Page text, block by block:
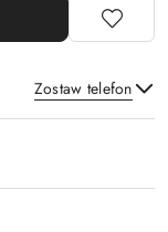
Zostaw telefon